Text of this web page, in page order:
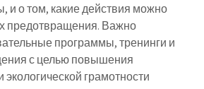
и о том, какие действия можно
предотвращения. Важно
программы, тренинги и
с целью повышения
грамотности